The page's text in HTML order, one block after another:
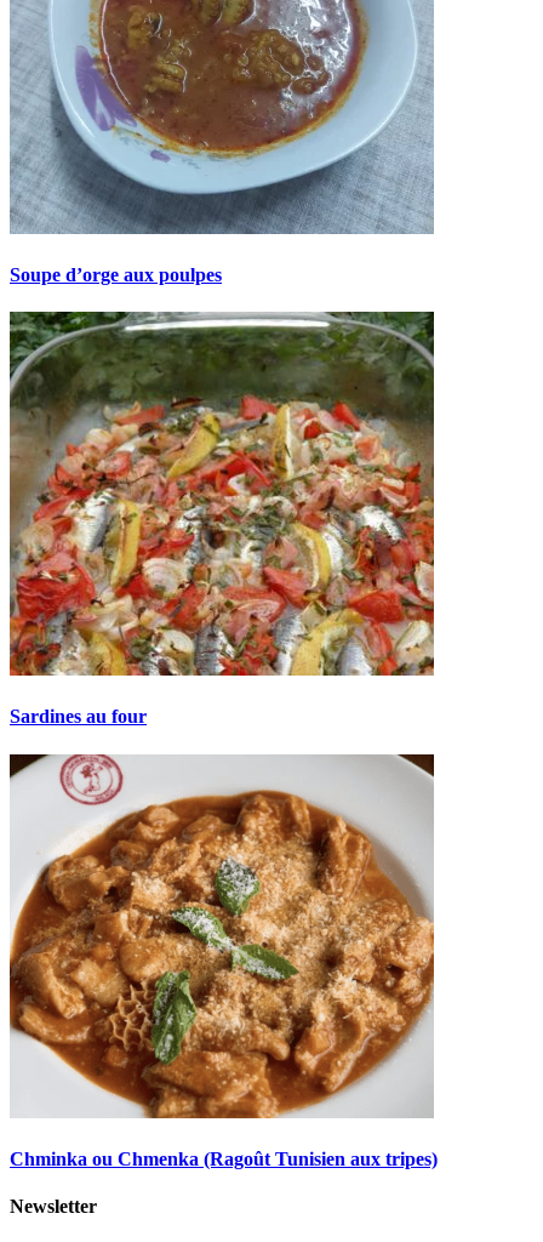
Soupe d’orge aux poulpes
Sardines au four
Chminka ou Chmenka (Ragoût Tunisien aux tripes)
Newsletter